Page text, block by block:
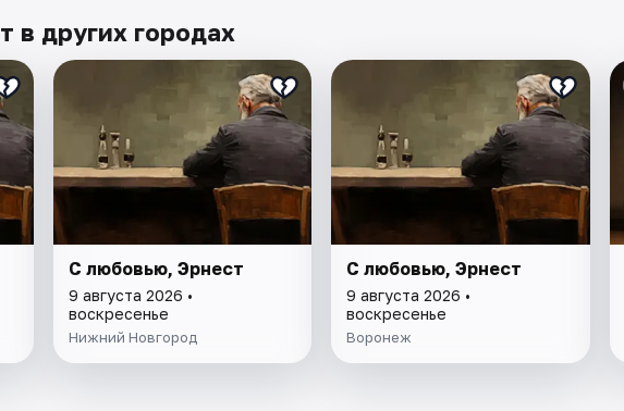
в других городах
С любовью, Эрнест
9 августа 2026 •
воскресенье
Нижний Новгород
С любовью, Эрнест
9 августа 2026 •
воскресенье
Воронеж